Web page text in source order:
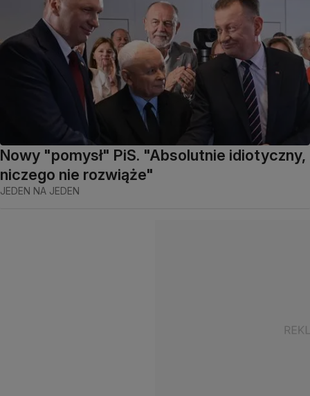
Nowy "pomysł" PiS. "Absolutnie idiotyczny,
niczego nie rozwiąże"
JEDEN NA JEDEN